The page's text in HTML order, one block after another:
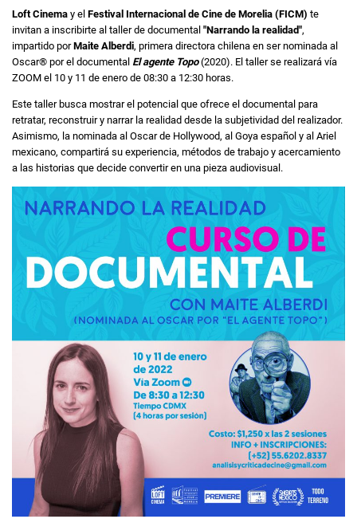
Loft Cinema y el Festival Internacional de Cine de Morelia (FICM) te
invitan a inscribirte al taller de documental "Narrando la realidad",
impartido porMaite Alberdi, primera directora chilena en ser nominada al
Oscar® por el documental El agente Topo(2020). El taller se realizará vía
ZOOM el 10 y 11 de enero de 08:30 a 12:30 horas.
Este taller busca mostrar el potencial que ofrece el documental para
retratar, reconstruir y narrar la realidad desde la subjetividad del realizador.
Asimismo, la nominada al Oscar de Hollywood, al Goya español y al Ariel
mexicano, compartirá su experiencia, métodos de trabajo y acercamiento
a las historias que decide convertir en una pieza audiovisual.